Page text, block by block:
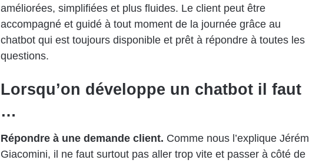
améliorées, simplifiées et plus fluides. Le client peut être
accompagné et guidé à tout moment de la journée grâce au
chatbot qui est toujours disponible et prêt à répondre à toutes les
questions.
Lorsqu’on développe un chatbot il faut
…
Répondre à une demande client. Comme nous l’explique
Giacomini, il ne faut surtout pas aller trop vite et passer à côté de